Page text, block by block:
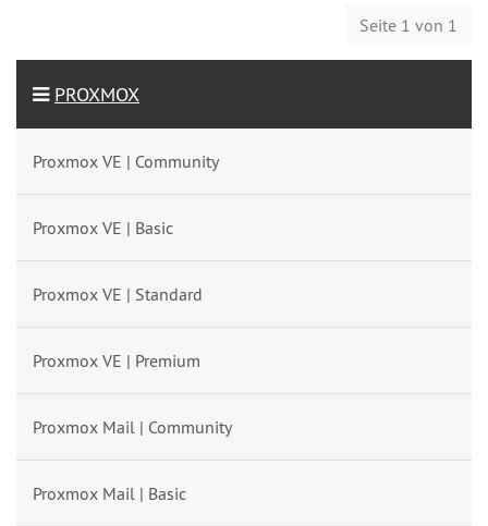
Seite 1 von 1
PROXMOX
Proxmox VE | Community
Proxmox VE | Basic
Proxmox VE | Standard
Proxmox VE | Premium
Proxmox Mail | Community
Proxmox Mail | Basic